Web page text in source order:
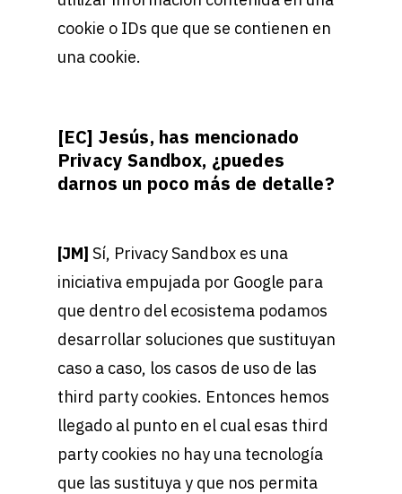
cookie o IDs que que se contienen en
una cookie.
[EC] Jesús, has mencionado
Privacy Sandbox, ¿puedes
darnos un poco más de detalle?
[JM] Sí, Privacy Sandbox es una
iniciativa empujada por Google para
que dentro del ecosistema podamos
desarrollar soluciones que sustituyan
caso a caso, los casos de uso de las
third party cookies. Entonces hemos
llegado al punto en el cual esas third
party cookies no hay una tecnología
que las sustituya y que nos permita